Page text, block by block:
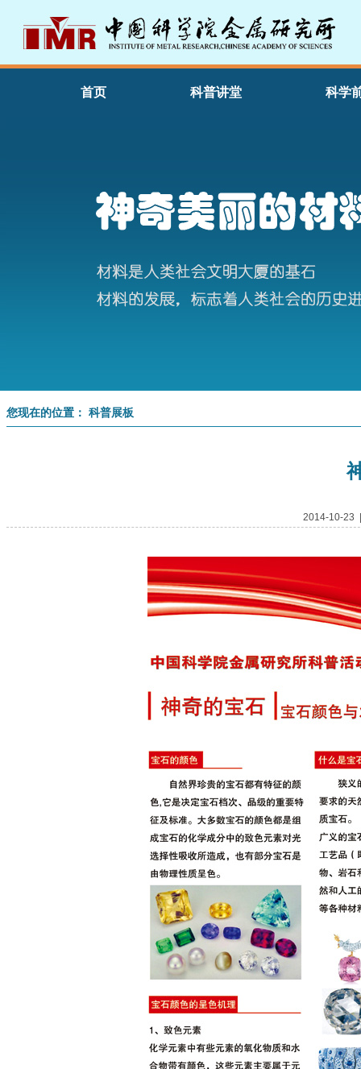
首页 科普讲堂 科学
您现在的位置： 科普展板
2014-10-